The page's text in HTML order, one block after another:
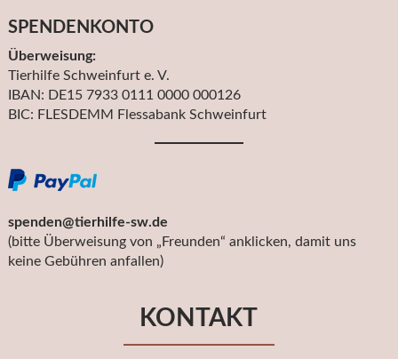
SPENDENKONTO
Überweisung:
Tierhilfe Schweinfurt e. V.
IBAN: DE15 7933 0111 0000 000126
BIC: FLESDEMM Flessabank Schweinfurt
spenden@tierhilfe-sw.de
(bitte Überweisung von „Freunden“ anklicken, damit uns
keine Gebühren anfallen)
KONTAKT